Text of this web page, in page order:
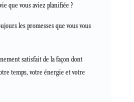
que vous aviez planifiée ?
les promesses que vous vous
satisfait de la façon dont
temps, votre énergie et votre